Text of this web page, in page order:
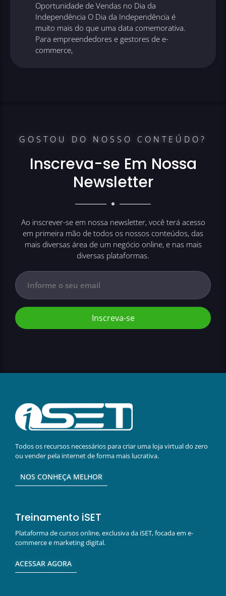
Oportunidade de Vendas no Dia da
Independência O Dia da Independência é
muito mais do que uma data comemorativa.
Para empreendedores e gestores de e-
commerce,
GOSTOU DO NOSSO CONTEÚDO?
Inscreva-se Em Nossa
Newsletter
Ao inscrever-se em nossa newsletter, você terá acesso
em primeira mão de todos os nossos conteúdos, das
mais diversas área de um negócio online, e nas mais
diversas plataformas.
Inscreva-se
Todos os recursos necessários para criar uma loja virtual do zero
ou vender pela internet de forma mais lucrativa.
NOS CONHEÇA MELHOR
Treinamento iSET
Plataforma de cursos online, exclusiva da iSET, focada em e-
commerce e marketing digital.
ACESSAR AGORA